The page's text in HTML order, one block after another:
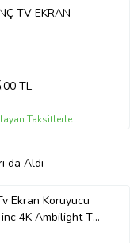
TV EKRAN
,00 TL
Taksitlerle
da Aldı
Ekran Koruyucu
TV